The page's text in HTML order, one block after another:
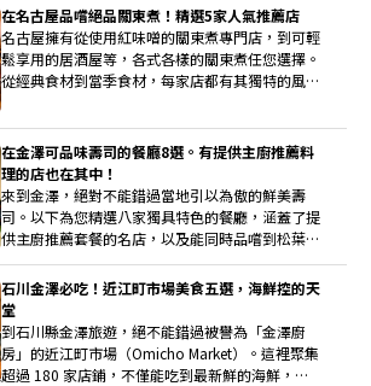
在名古屋品嚐絕品關東煮！精選5家人氣推薦店
名古屋擁有從使用紅味噌的關東煮專門店，到可輕
鬆享用的居酒屋等，各式各樣的關東煮任您選擇。
從經典食材到當季食材，每家店都有其獨特的風
體驗深受當地人喜愛的美味關東煮。
在金澤可品味壽司的餐廳8選。有提供主廚推薦料
理的店也在其中！
來到金澤，絕對不能錯過當地引以為傲的鮮美壽
司。以下為您精選八家獨具特色的餐廳，涵蓋了提
供主廚推薦套餐的名店，以及能同時品嚐到松葉
蟹、壽喜燒、金澤關東煮等個性化料理的店家。在
這些老字號與新興店舖中，體驗運用北陸豐富海產
製作的金澤正宗壽司文化。
石川金澤必吃！近江町市場美食五選，海鮮控的天
堂
到石川縣金澤旅遊，絕不能錯過被譽為「金澤廚
房」的近江町市場（Omicho Market）。這裡聚集
超過 180 家店鋪，不僅能吃到最新鮮的海鮮，也